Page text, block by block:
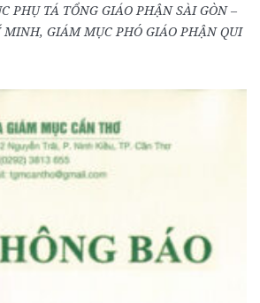
PHỤ TÁ TỔNG GIÁO PHẬN SÀI GÒN –
GIÁM MỤC PHÓ GIÁO PHẬN QUI